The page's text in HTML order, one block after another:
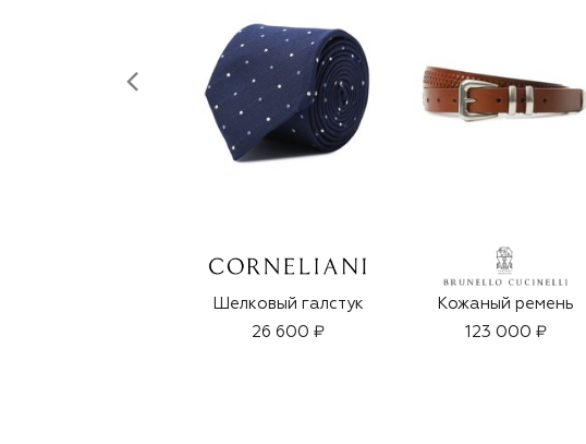
Шелковый галстук
26 600 ₽
Кожаный ремень
123 000 ₽